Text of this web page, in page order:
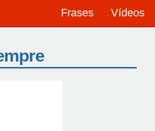
Frases Vídeos